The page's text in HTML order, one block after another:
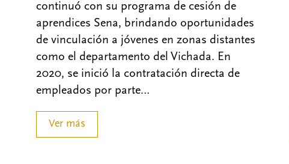
continuó con su programa de cesión de
aprendices Sena, brindando oportunidades
de vinculación a jóvenes en zonas distantes
como el departamento del Vichada. En
2020, se inició la contratación directa de
empleados por parte…
Ver más